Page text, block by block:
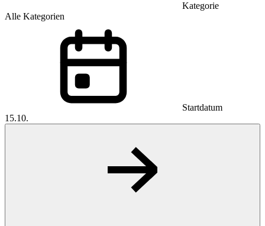
Kategorie
Alle Kategorien
Startdatum
15.10.